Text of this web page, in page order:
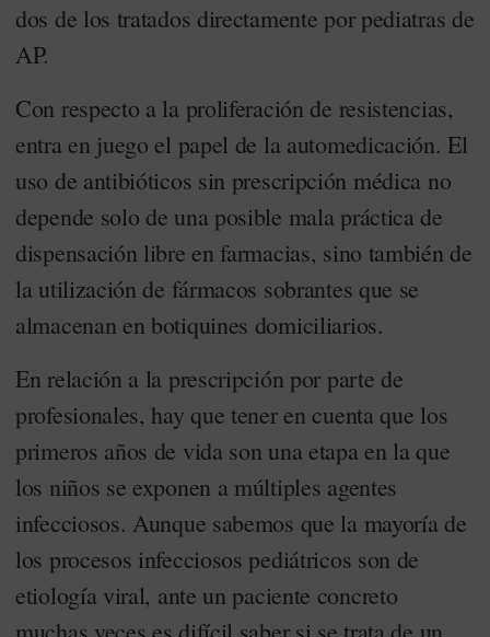
dos de los tratados directamente por pediatras de
AP.
Con respecto a la proliferación de resistencias,
entra en juego el papel de la automedicación. El
uso de antibióticos sin prescripción médica no
depende solo de una posible mala práctica de
dispensación libre en farmacias, sino también de
la utilización de fármacos sobrantes que se
almacenan en botiquines domiciliarios.
En relación a la prescripción por parte de
profesionales, hay que tener en cuenta que los
primeros años de vida son una etapa en la que
los niños se exponen a múltiples agentes
infecciosos. Aunque sabemos que la mayoría de
los procesos infecciosos pediátricos son de
etiología viral, ante un paciente concreto